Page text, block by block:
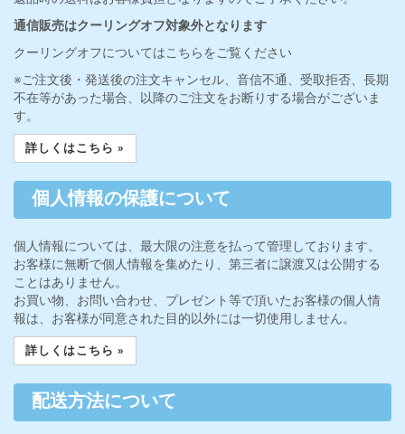
通信販売はクーリングオフ対象外となります
クーリングオフについてはこちらをご覧ください
※ご注文後・発送後の注文キャンセル、音信不通、受取拒否、長期
不在等があった場合、以降のご注文をお断りする場合がございま
す。
詳しくはこちら »
個人情報の保護について
個人情報については、最大限の注意を払って管理しております。
お客様に無断で個人情報を集めたり、第三者に譲渡又は公開する
ことはありません。
お買い物、お問い合わせ、プレゼント等で頂いたお客様の個人情
報は、お客様が同意された目的以外には一切使用しません。
詳しくはこちら »
配送方法について